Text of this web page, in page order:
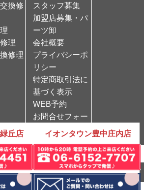
丘店 イオンタウン豊中庄内店
換修
理
修理
スタッフ募集
加盟店募集・パ
ーツ卸
会社概要
プライバシーポ
リシー
特定商取引法に
基づく表示
WEB予約
お問合せフォー
修理のCare Mobile All rights Reserved.